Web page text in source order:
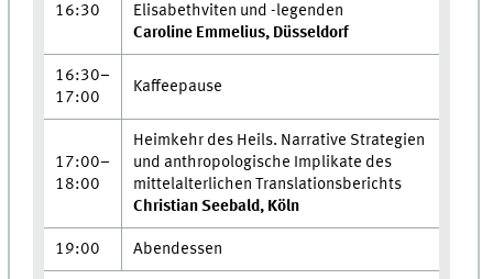
16:30
Elisabethviten und -legenden
Caroline Emmelius, Düsseldorf
16:30–
17:00
Kaffeepause
17:00–
18:00
Heimkehr des Heils. Narrative Strategien
und anthropologische Implikate des
mittelalterlichen Translationsberichts
Christian Seebald, Köln
19:00 Abendessen